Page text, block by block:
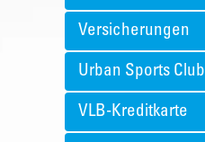
Versicherungen
Urban Sports Club
VLB-Kreditkarte